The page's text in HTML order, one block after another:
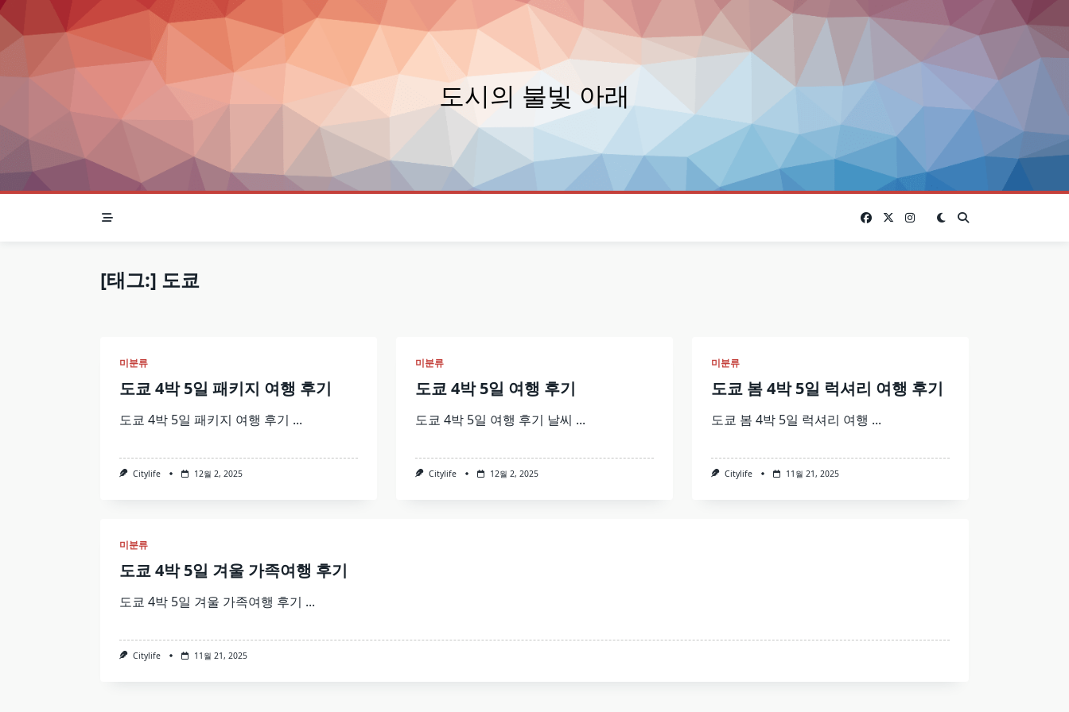
Skip
to
content
도시의 불빛 아래
[태그:] 도쿄
미분류
도쿄 4박 5일 패키지 여행 후기
도쿄 4박 5일 패키지 여행 후기 ...
Citylife 12월 2, 2025
미분류
도쿄 4박 5일 여행 후기
도쿄 4박 5일 여행 후기 날씨 ...
Citylife 12월 2, 2025
미분류
도쿄 봄 4박 5일 럭셔리 여행 후기
도쿄 봄 4박 5일 럭셔리 여행 ...
Citylife 11월 21, 2025
미분류
도쿄 4박 5일 겨울 가족여행 후기
도쿄 4박 5일 겨울 가족여행 후기 ...
Citylife 11월 21, 2025